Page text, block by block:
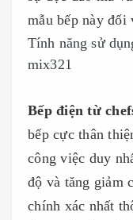
mẫu bếp này
Tính năng sử
mix321
Bếp điện từ
bếp cực thân
công việc duy
độ và tăng giảm
chính xác nhất